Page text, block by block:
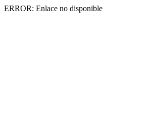
ERROR: Enlace no disponible